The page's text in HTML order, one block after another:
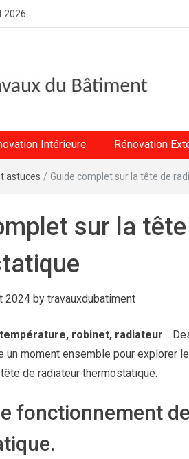
2026
du
intérieure et extérieure
Intérieure Rénovation
astuces / Guide complet sur la tête de
sur la
2024 by travauxdubatiment
robinet, radiateur…
un moment ensemble pour explorer
de radiateur thermostatique.
fonctionnement